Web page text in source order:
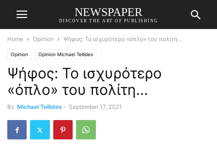
NEWSPAPER
DISCOVER THE ART OF PUBLISHING
Home Opinion Ψήφος: Το ισχυρότερο «όπλο» του πολίτη…
Opinion Opinion Michael Tellides
Ψήφος: Το ισχυρότερο
«όπλο» του πολίτη…
By Michael Tellides - September 17, 2021